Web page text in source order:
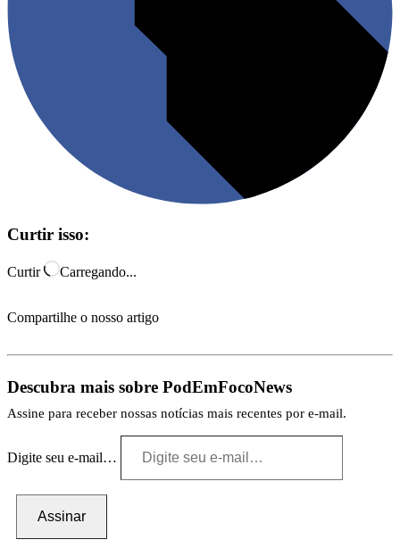
Curtir isso:
Curtir Carregando...
Compartilhe o nosso artigo
Descubra mais sobre PodEmFocoNews
Assine para receber nossas notícias mais recentes por e-mail.
Digite seu e-mail…
Assinar